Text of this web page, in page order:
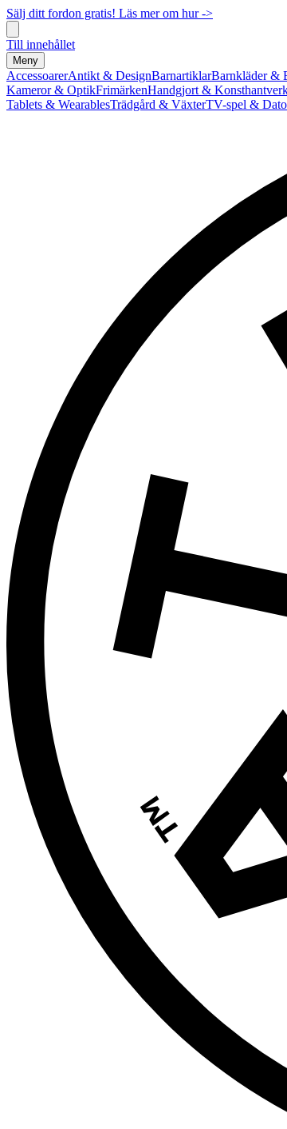
Sälj ditt fordon gratis! Läs mer om hur ->
Till innehållet
Meny
AccessoarerAntikt & DesignBarnartiklarBarnkläder &
Kameror & OptikFrimärkenHandgjort &
Tablets & WearablesTrädgård & VäxterTV-spel &